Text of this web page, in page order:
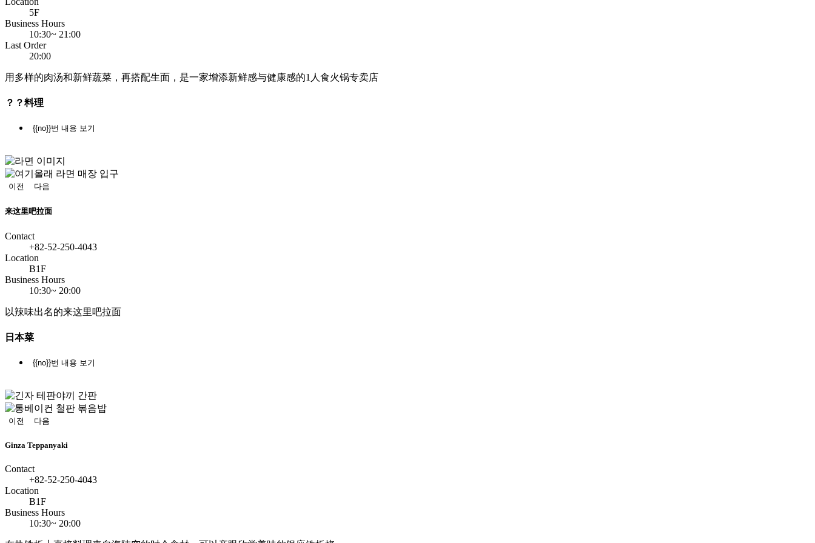
5F
Business Hours
10:30~ 21:00
Last Order
20:00
用多样的肉汤和新鲜蔬菜，再搭配生面，是一家增添新鲜感与健康感的1人食火锅专卖店
？？料理
{{no}}번 내용 보기
정
지
이전
다음
来这里吧拉面
Contact
+82-52-250-4043
Location
B1F
Business Hours
10:30~ 20:00
以辣味出名的来这里吧拉面
日本菜
{{no}}번 내용 보기
정
지
이전
다음
Ginza Teppanyaki
Contact
+82-52-250-4043
Location
B1F
Business Hours
10:30~ 20:00